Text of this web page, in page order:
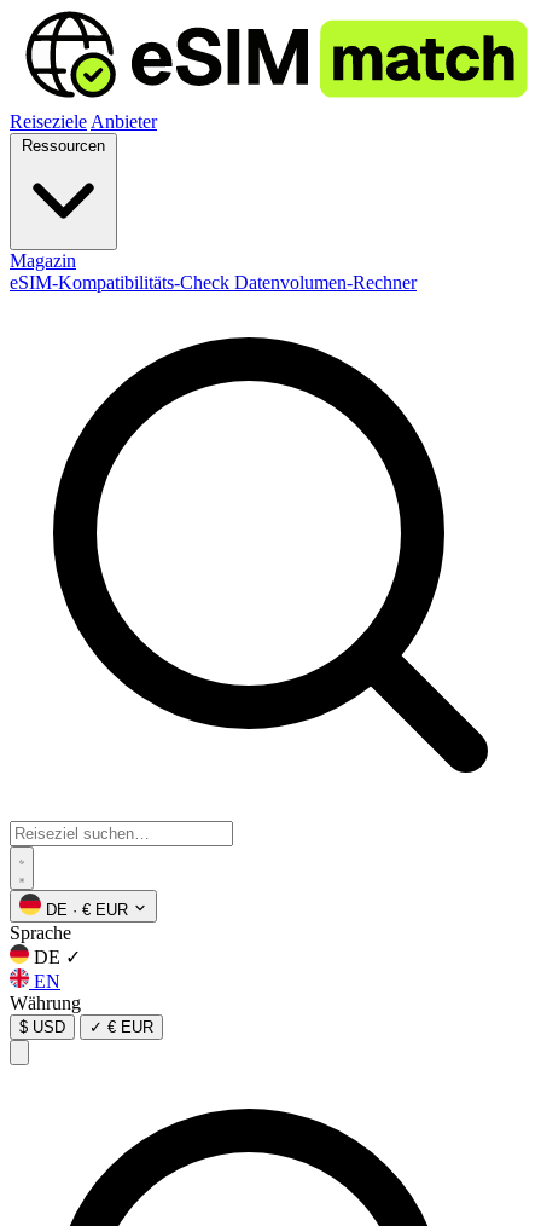
Reiseziele Anbieter
Magazin
eSIM-Kompatibilitäts-Check Datenvolumen-Rechner
DE · € EUR
Sprache
DE ✓
EN
Währung
$ USD ✓ € EUR